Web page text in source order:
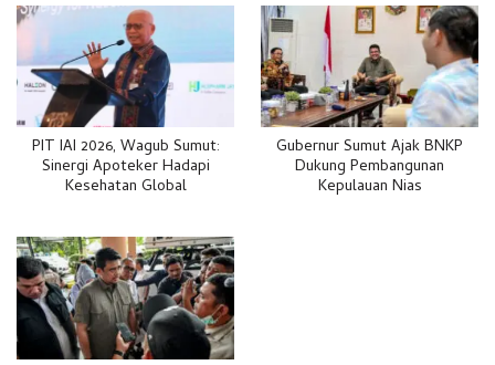
PIT IAI 2026, Wagub Sumut:
Sinergi Apoteker Hadapi
Kesehatan Global
Gubernur Sumut Ajak BNKP
Dukung Pembangunan
Kepulauan Nias